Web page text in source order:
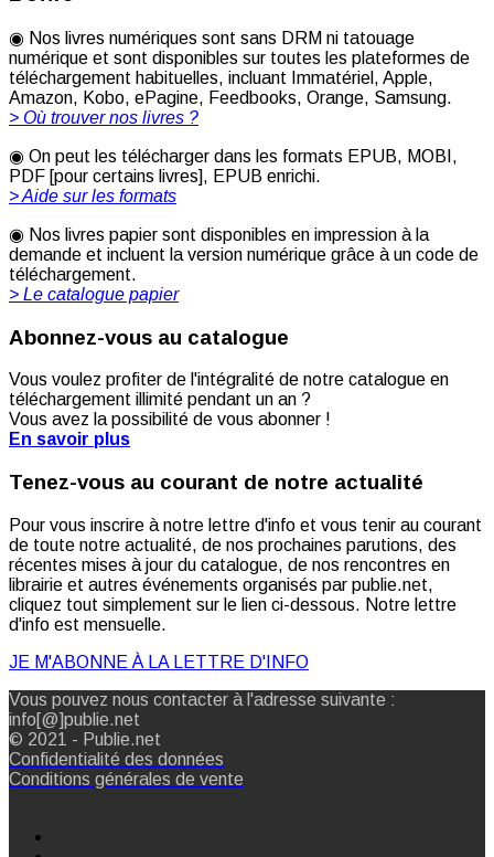
◉ Nos livres numériques sont sans DRM ni tatouage
numérique et sont disponibles sur toutes les plateformes de
téléchargement habituelles, incluant Immatériel, Apple,
Amazon, Kobo, ePagine, Feedbooks, Orange, Samsung.
> Où trouver nos livres ?
◉ On peut les télécharger dans les formats EPUB, MOBI,
PDF [pour certains livres], EPUB enrichi.
> Aide sur les formats
◉ Nos livres papier sont disponibles en impression à la
demande et incluent la version numérique grâce à un code de
téléchargement.
> Le catalogue papier
Abonnez-vous au catalogue
Vous voulez profiter de l'intégralité de notre catalogue en
téléchargement illimité pendant un an ?
Vous avez la possibilité de vous abonner !
En savoir plus
Tenez-vous au courant de notre actualité
Pour vous inscrire à notre lettre d'info et vous tenir au courant
de toute notre actualité, de nos prochaines parutions, des
récentes mises à jour du catalogue, de nos rencontres en
librairie et autres événements organisés par publie.net,
cliquez tout simplement sur le lien ci-dessous. Notre lettre
d'info est mensuelle.
JE M'ABONNE À LA LETTRE D'INFO
Vous pouvez nous contacter à l'adresse suivante :
info[@]publie.net
© 2021 - Publie.net
Confidentialité des données
Conditions générales de vente